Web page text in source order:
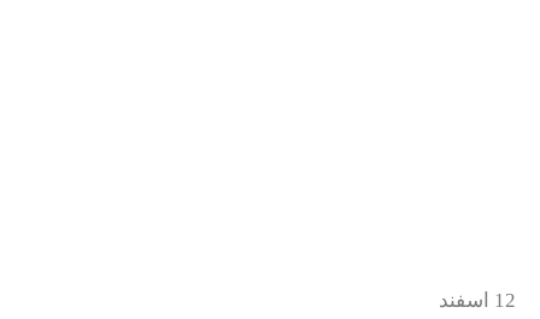
12 اسفند